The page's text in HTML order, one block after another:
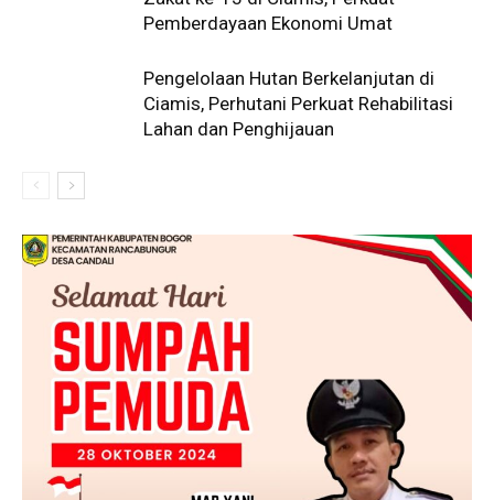
Pemberdayaan Ekonomi Umat
Pengelolaan Hutan Berkelanjutan di
Ciamis, Perhutani Perkuat Rehabilitasi
Lahan dan Penghijauan